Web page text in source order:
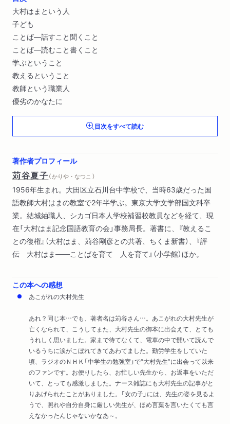
大村はまという人
子ども
ことば―話すこと聞くこと
ことば―読むこと書くこと
学ぶということ
教えるということ
教師という職業人
優劣のかなたに
目次をすべて読む
著作者プロフィール
苅谷夏子（ かりや・なつこ ）
1956年生まれ。大田区立石川台中学校で、当時63歳だった国
語教師大村はまの教室で2年半学ぶ。東京大学文学部国文科卒
業。結城紬職人、シカゴ日本人学校補習校教員などを経て、現
在「大村はま記念国語教育の会」事務局長。著書に、『教えるこ
との復権』（大村はま、苅谷剛彦との共著、ちくま新書）、『評
伝 大村はま――ことばを育て 人を育て』（小学館）ほか。
この本への感想
あこがれの大村先生
あれ？同じ本…でも、著者名は苅谷さん…。あこがれの大村先生が
亡くなられて、こうしてまた、大村先生の御本に出会えて、とても
うれしく思いました。家まで待てなくて、電車の中で開いて読んで
いるうちに涙がこぼれてきてあわてました。勤労学生をしていた
頃、ラジオのＮＨＫ「中学生の勉強室」で“大村先生”に出会って以来
のファンです。お便りしたら、お忙しい先生から、お返事をいただ
いて、とっても感激しました。ナース雑誌にも大村先生の記事がと
りあげられたことがありました。「女の子」には、先生の姿を見るよ
うで、照れや自分自身に厳しい先生が、ほめ言葉を言いたくても言
えなかったんじゃないかなあ～。